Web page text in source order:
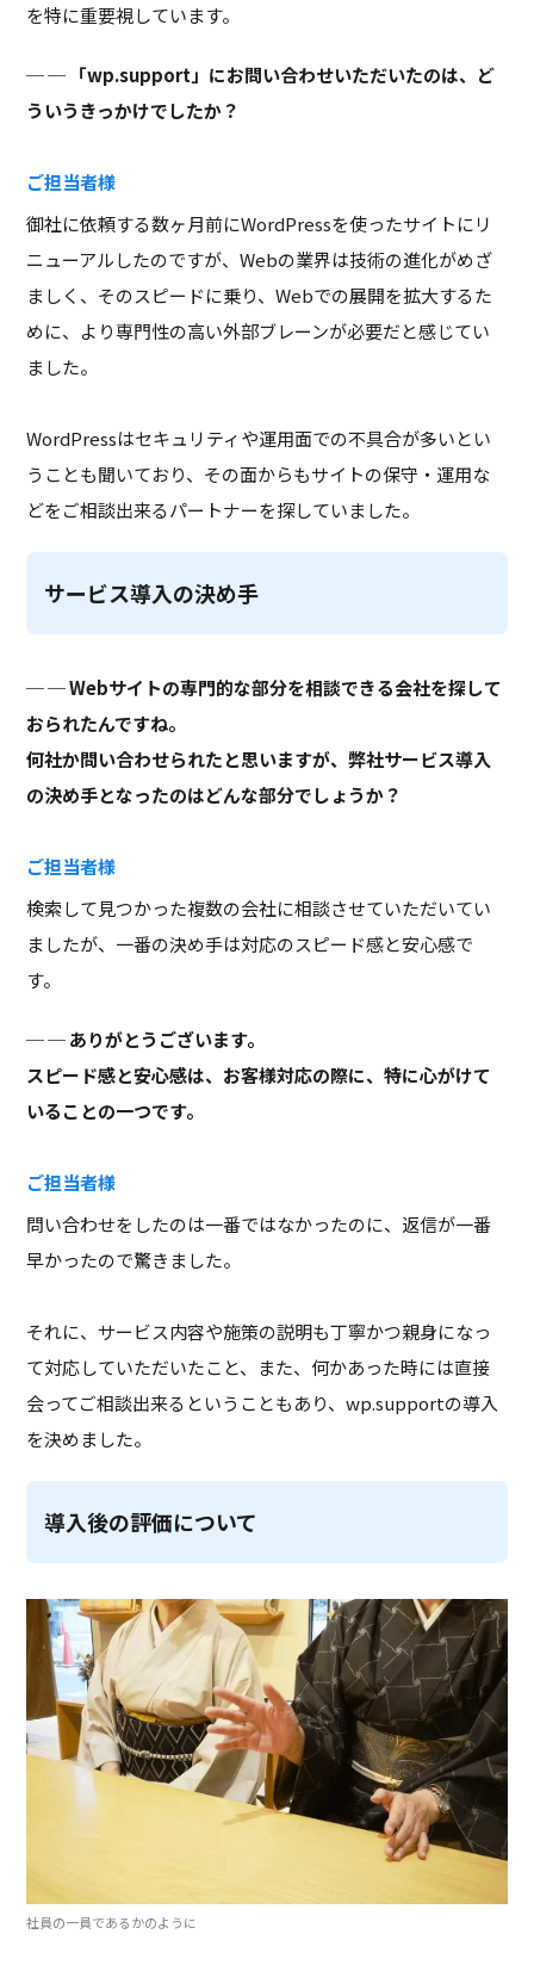
を特に重要視しています。
─ 「wp.support」にお問い合わせいただいたのは、ど
ういうきっかけでしたか？
ご担当者様
御社に依頼する数ヶ月前にWordPressを使ったサイトにリ
ニューアルしたのですが、Webの業界は技術の進化がめざ
ましく、そのスピードに乗り、Webでの展開を拡大するた
めに、より専門性の高い外部ブレーンが必要だと感じてい
ました。
WordPressはセキュリティや運用面での不具合が多いとい
うことも聞いており、その面からもサイトの保守・運用な
どをご相談出来るパートナーを探していました。
サービス導入の決め手
─ Webサイトの専門的な部分を相談できる会社を探して
おられたんですね。
何社か問い合わせられたと思いますが、弊社サービス導入
の決め手となったのはどんな部分でしょうか？
ご担当者様
検索して見つかった複数の会社に相談させていただいてい
ましたが、一番の決め手は対応のスピード感と安心感で
す。
─ ありがとうございます。
スピード感と安心感は、お客様対応の際に、特に心がけて
いることの一つです。
ご担当者様
問い合わせをしたのは一番ではなかったのに、返信が一番
早かったので驚きました。
それに、サービス内容や施策の説明も丁寧かつ親身になっ
て対応していただいたこと、また、何かあった時には直接
会ってご相談出来るということもあり、wp.supportの導入
を決めました。
導入後の評価について
社員の一員であるかのように